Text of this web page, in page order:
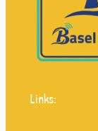
Links: